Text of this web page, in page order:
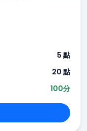
5 點
20 點
100分